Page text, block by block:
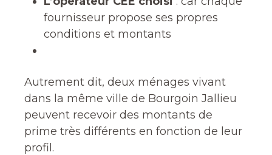
fournisseur propose ses propres
conditions et montants
Autrement dit, deux ménages vivant
dans la même ville de Bourgoin Jallieu
peuvent recevoir des montants de
prime très différents en fonction de leur
profil.